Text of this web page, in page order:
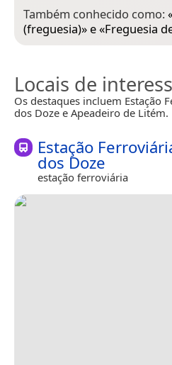
Também conhecido como:
(freguesia)» e «Freguesia
Locais de
Os destaques incluem Estação
dos Doze e Apeadeiro de Litém.
Estação
dos Doze
estação ferroviária